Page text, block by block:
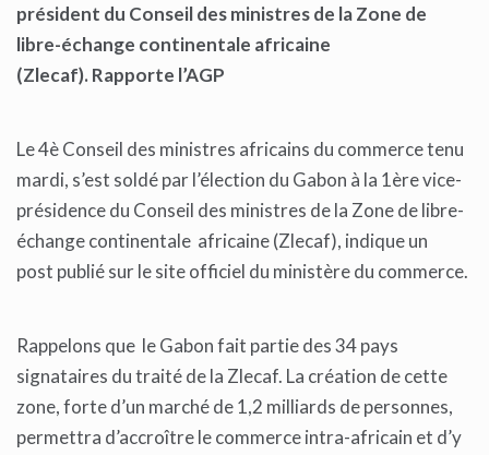
président du Conseil des ministres de la Zone de
libre-échange continentale africaine
(Zlecaf). Rapporte l’AGP
Le 4è Conseil des ministres africains du commerce tenu
mardi, s’est soldé par l’élection du Gabon à la 1ère vice-
présidence du Conseil des ministres de la Zone de libre-
échange continentale africaine (Zlecaf), indique un
post publié sur le site officiel du ministère du commerce.
Rappelons que le Gabon fait partie des 34 pays
signataires du traité de la Zlecaf. La création de cette
zone, forte d’un marché de 1,2 milliards de personnes,
permettra d’accroître le commerce intra-africain et d’y